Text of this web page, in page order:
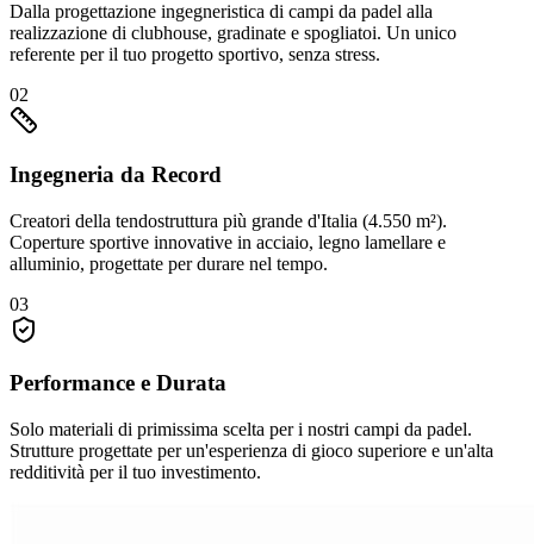
Dalla progettazione ingegneristica di campi da padel alla
realizzazione di clubhouse, gradinate e spogliatoi. Un unico
referente per il tuo progetto sportivo, senza stress.
02
Ingegneria da Record
Creatori della tendostruttura più grande d'Italia (4.550 m²).
Coperture sportive innovative in acciaio, legno lamellare e
alluminio, progettate per durare nel tempo.
03
Performance e Durata
Solo materiali di primissima scelta per i nostri campi da padel.
Strutture progettate per un'esperienza di gioco superiore e un'alta
redditività per il tuo investimento.